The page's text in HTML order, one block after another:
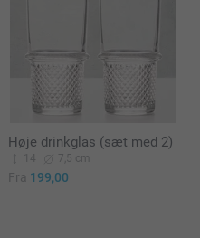
Høje drinkglas (sæt med 2)
14 7,5 cm
Fra 199,00